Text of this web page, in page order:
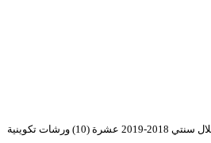
يعدّ التكوين من أهم المجالات التي يركِّز عليها المسرح الوطني الجزائري بهدف تدعيم فرق المسرح الوطني بممثلين وكفاءات فنية شابة يتم توزيعها على عروض موجهة منها للكبار وأخرى للصغار، حيث نظّم خلال سنتي 2018-2019 عشرة (10) ورشات تكوينية